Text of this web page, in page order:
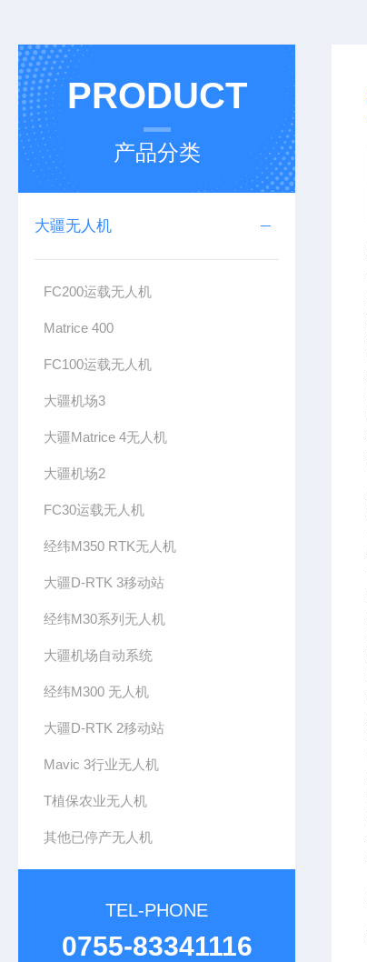
PRODUCT
产品分类
大疆无人机
FC200运载无人机
Matrice 400
FC100运载无人机
大疆机场3
大疆Matrice 4无人机
大疆机场2
FC30运载无人机
经纬M350 RTK无人机
大疆D-RTK 3移动站
经纬M30系列无人机
大疆机场自动系统
经纬M300 无人机
大疆D-RTK 2移动站
Mavic 3行业无人机
T植保农业无人机
其他已停产无人机
TEL-PHONE
0755-83341116